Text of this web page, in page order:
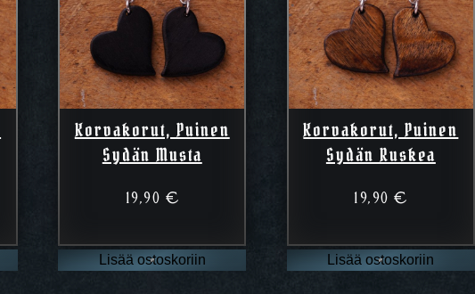
Korvakorut, Puinen
Sydän Musta
19,90 €
Lisää ostoskoriin
Korvakorut, Puinen
Sydän Ruskea
19,90€
Lisää ostoskoriin